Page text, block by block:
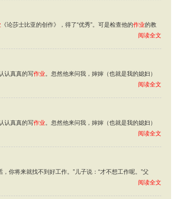
《论莎士比亚的创作》，得了“优秀”。可是检查他的作业的教
阅读全文
认真真的写作业。忽然他来问我，婶婶（也就是我的媳妇）
阅读全文
认真真的写作业。忽然他来问我，婶婶（也就是我的媳妇）
阅读全文
，你将来就找不到好工作。”儿子说：“才不想工作呢。”父
阅读全文